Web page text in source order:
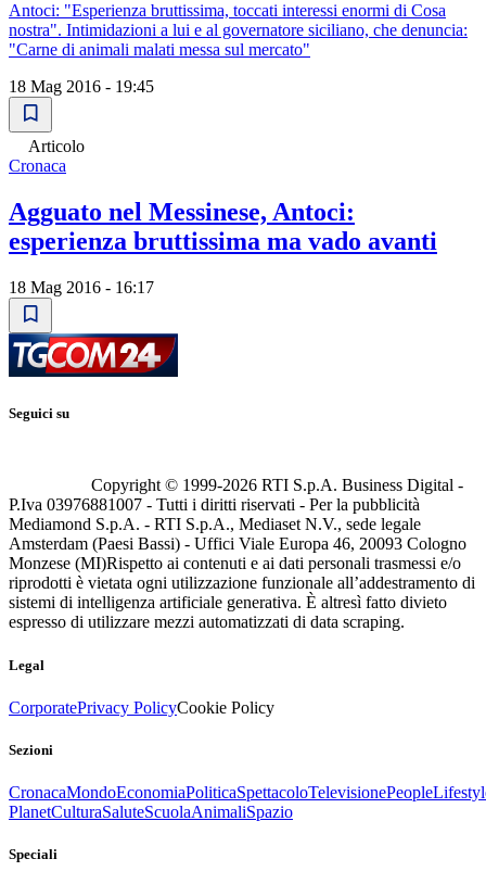
Antoci: "Esperienza bruttissima, toccati interessi enormi di Cosa
nostra". Intimidazioni a lui e al governatore siciliano, che denuncia:
"Carne di animali malati messa sul mercato"
18 Mag 2016 - 19:45
Articolo
Cronaca
Agguato nel Messinese, Antoci:
esperienza bruttissima ma vado avanti
18 Mag 2016 - 16:17
Seguici su
Copyright © 1999-2026 RTI S.p.A. Business Digital -
P.Iva 03976881007 - Tutti i diritti riservati - Per la pubblicità
Mediamond S.p.A. - RTI S.p.A., Mediaset N.V., sede legale
Amsterdam (Paesi Bassi) - Uffici Viale Europa 46, 20093 Cologno
Monzese (MI)Rispetto ai contenuti e ai dati personali trasmessi e/o
riprodotti è vietata ogni utilizzazione funzionale all’addestramento di
sistemi di intelligenza artificiale generativa. È altresì fatto divieto
espresso di utilizzare mezzi automatizzati di data scraping.
Legal
CorporatePrivacy PolicyCookie Policy
Sezioni
CronacaMondoEconomiaPoliticaSpettacoloTelevisionePeople
PlanetCulturaSaluteScuolaAnimaliSpazio
Speciali